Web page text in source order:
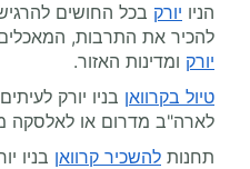
הניו יורק בכל החושים
להכיר את התרבות, המאכלים
יורק ומדינות האזור.
טיול בקרוואן בניו יורק
לארה"ב מדרום או לאלסקה
תחנות להשכיר קרוואן בניו